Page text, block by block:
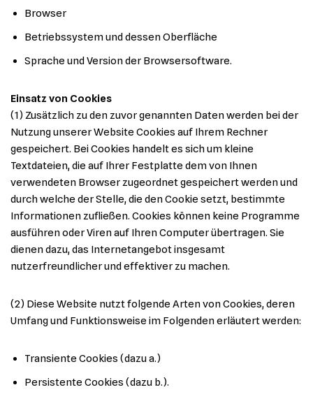
Browser
Betriebssystem und dessen Oberfläche
Sprache und Version der Browsersoftware.
Einsatz von Cookies
(1) Zusätzlich zu den zuvor genannten Daten werden bei der
Nutzung unserer Website Cookies auf Ihrem Rechner
gespeichert. Bei Cookies handelt es sich um kleine
Textdateien, die auf Ihrer Festplatte dem von Ihnen
verwendeten Browser zugeordnet gespeichert werden und
durch welche der Stelle, die den Cookie setzt, bestimmte
Informationen zufließen. Cookies können keine Programme
ausführen oder Viren auf Ihren Computer übertragen. Sie
dienen dazu, das Internetangebot insgesamt
nutzerfreundlicher und effektiver zu machen.
(2) Diese Website nutzt folgende Arten von Cookies, deren
Umfang und Funktionsweise im Folgenden erläutert werden:
Transiente Cookies (dazu a.)
Persistente Cookies (dazu b.).